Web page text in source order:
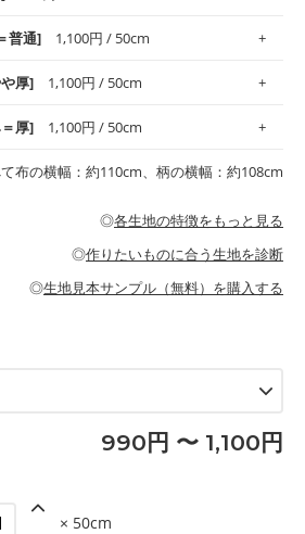
です。当サイトのオックス生地は、
。
袋などの通園通学グッズにはツイル生
、カーテン
肌触りが特徴です。ベビー用品やハンカ
テムに最適です。高い吸湿性・通気性
のベビーグッズ
、ワンピースなどの洋服
地です。軽やかさとなめらかな手触りの
ので、涼しげなトップスなどに最適で
ュニックなどのトップス
普通] 1,100円 / 50cm
の当店のビエラ生地は、オックス生地よ
い質感と適度な落ち感を感じられるの
厚] 1,100円 / 50cm
かりとした張りと厚みがありながらも柔
地の厚みは中厚手です。1枚でも透け感
テーブルクロスなどの暮らしのアイテム
トなどのボトムス
厚] 1,100円 / 50cm
トバッグ・ポーチ・ペンケースなどの布
向いています。
布の横幅：約110cm、柄の横幅：約108cm
◎各生地の特徴をもっと見る
◎作りたいものに合う生地を診断
◎生地見本サンプル（無料）を購入する
990円 〜 1,100円
× 50cm